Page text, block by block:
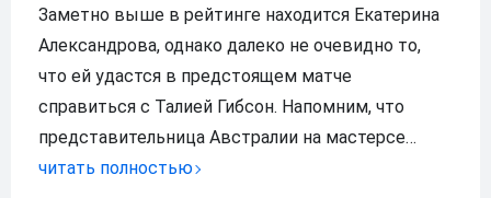
Заметно выше в рейтинге находится Екатерина
Александрова, однако далеко не очевидно то,
что ей удастся в предстоящем матче
справиться с Талией Гибсон. Напомним, что
представительница Австралии на мастерсе
уверенно преодолела две первые стадии,
читать полностью